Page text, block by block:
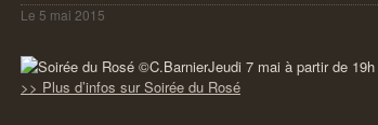
Le 5 mai 2015
Jeudi 7 mai à partir de
>> Plus d’infos sur Soirée du Rosé